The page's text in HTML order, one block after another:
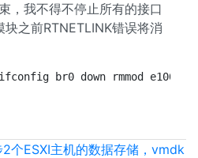
，我不得不停止所有的接口
之前RTNETLINK错误将消
br0 down rmmod
2个ESXI主机的数据存储，vmdk